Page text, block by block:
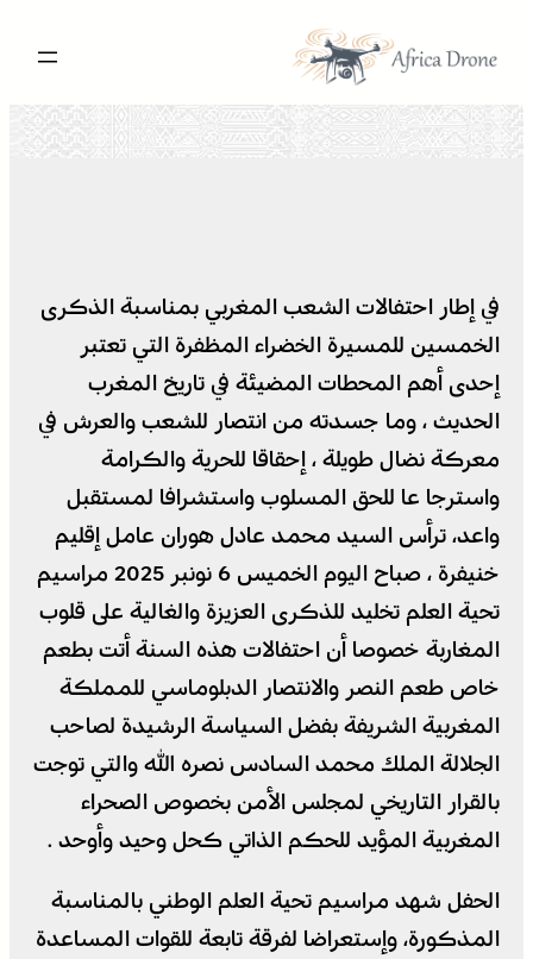
المحتوى
في إطار احتفالات الشعب المغربي بمناسبة الذكرى
الخمسين للمسيرة الخضراء المظفرة التي تعتبر
إحدى أهم المحطات المضيئة في تاريخ المغرب
الحديث ، وما جسدته من انتصار للشعب والعرش في
معركة نضال طويلة ، إحقاقا للحرية والكرامة
واسترجا عا للحق المسلوب واستشرافا لمستقبل
واعد، ترأس السيد محمد عادل هوران عامل إقليم
خنيفرة ، صباح اليوم الخميس 6 نونبر 2025 مراسيم
تحية العلم تخليد للذكرى العزيزة والغالية على قلوب
المغاربة خصوصا أن احتفالات هذه السنة أتت بطعم
خاص طعم النصر والانتصار الدبلوماسي للمملكة
المغربية الشريفة بفضل السياسة الرشيدة لصاحب
الجلالة الملك محمد السادس نصره الله والتي توجت
بالقرار التاريخي لمجلس الأمن بخصوص الصحراء
المغربية المؤيد للحكم الذاتي كحل وحيد وأوحد .
الحفل شهد مراسيم تحية العلم الوطني بالمناسبة
المذكورة، وإستعراضا لفرقة تابعة للقوات المساعدة